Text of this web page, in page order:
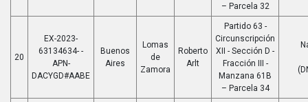
– Parcela 32
20
EX-2023-
63134634- -
APN-
DACYGD#AABE
Buenos
Aires
Lomas
de
Zamora
Roberto
Arlt
Partido 63 -
Circunscripción
XII - Sección D -
Fracción III -
Manzana 61B
– Parcela 34